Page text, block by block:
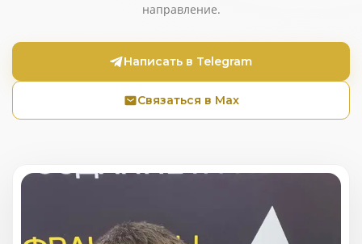
направление.
Написать в Telegram
Связаться в Max